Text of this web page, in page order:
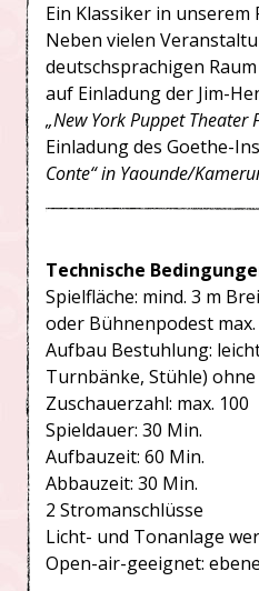
Ein Klassiker in unserem
Neben vielen
deutschsprachigen
auf Einladung der Jim-
„New York Puppet Theater
Einladung des Goethe-
Conte“ in Yaounde/
Technische
Spielfläche: mind. 3 m
oder Bühnenpodest
Aufbau Bestuhlung:
Turnbänke, Stühle)
Zuschauerzahl: max. 100
Spieldauer: 30 Min.
Aufbauzeit: 60 Min.
Abbauzeit: 30 Min.
2 Stromanschlüsse
Licht- und Tonanlage
Open-air-geeignet: